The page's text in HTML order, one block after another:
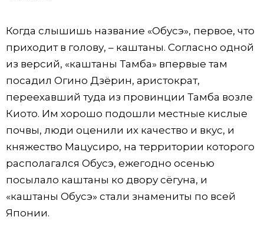
Когда слышишь название «Обусэ», первое, что
приходит в голову, – каштаны. Согласно одной
из версий, «каштаны Тамба» впервые там
посадил Огино Дзёрин, аристократ,
переехавший туда из провинции Тамба возле
Киото. Им хорошо подошли местные кислые
почвы, люди оценили их качество и вкус, и
княжество Мацусиро, на территории которого
располагался Обусэ, ежегодно осенью
посылало каштаны ко двору сёгуна, и
«каштаны Обусэ» стали знамениты по всей
Японии.